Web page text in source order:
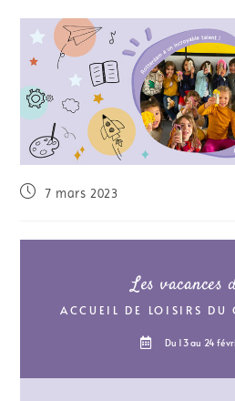
7 mars 2023
Les vacances
ACCUEIL DE LOISIRS DU
Du 13 au 24